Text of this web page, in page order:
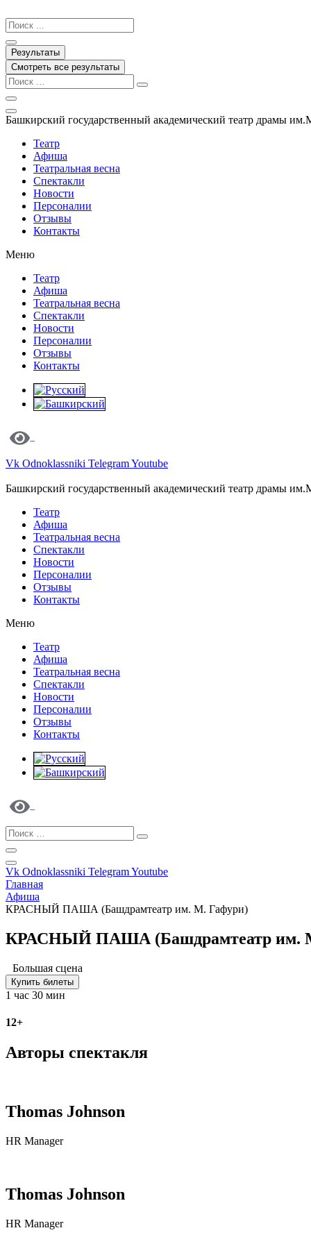
к
содержимому
Search
...
Результаты
Смотреть все результаты
Башкирский государственный академический театр драмы
Театр
Афиша
Театральная весна
Спектакли
Новости
Персоналии
Отзывы
Контакты
Меню
Театр
Афиша
Театральная весна
Спектакли
Новости
Персоналии
Отзывы
Контакты
Vk Odnoklassniki TelegramYoutube
Башкирский государственный академический театр драмы
Театр
Афиша
Театральная весна
Спектакли
Новости
Персоналии
Отзывы
Контакты
Меню
Театр
Афиша
Театральная весна
Спектакли
Новости
Персоналии
Отзывы
Контакты
Vk Odnoklassniki TelegramYoutube
Главная
Афиша
КРАСНЫЙ ПАША (Башдрамтеатр им. М. Гафури)
КРАСНЫЙ ПАША (Башдрамтеатр им.
Большая сцена
Купить билеты
1 час 30 мин
12+
Авторы спектакля
Thomas Johnson
HR Manager
Thomas Johnson
HR Manager